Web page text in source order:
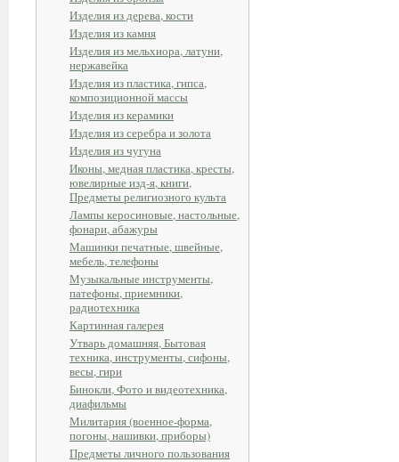
Изделия из дерева, кости
Изделия из камня
Изделия из мельхиора, латуни,
нержавейка
Изделия из пластика, гипса,
композиционной массы
Изделия из керамики
Изделия из серебра и золота
Изделия из чугуна
Иконы, медная пластика, кресты,
ювелирные изд-я, книги,
Предметы религиозного культа
Лампы керосиновые, настольные,
фонари, абажуры
Машинки печатные, швейные,
мебель, телефоны
Музыкальные инструменты,
патефоны, приемники,
радиотехника
Картинная галерея
Утварь домашняя, Бытовая
техника, инструменты, сифоны,
весы, гири
Бинокли, Фото и видеотехника,
диафильмы
Милитария (военное-форма,
погоны, нашивки, приборы)
Предметы личного пользования